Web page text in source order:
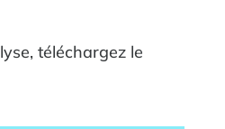
téléchargez le